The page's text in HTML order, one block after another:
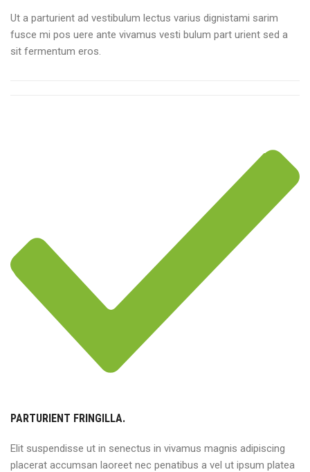
Ut a parturient ad vestibulum lectus varius dignistami sarim
fusce mi pos uere ante vivamus vesti bulum part urient sed a
sit fermentum eros.
PARTURIENT FRINGILLA.
Elit suspendisse ut in senectus in vivamus magnis adipiscing
placerat accumsan laoreet nec penatibus a vel ut ipsum platea